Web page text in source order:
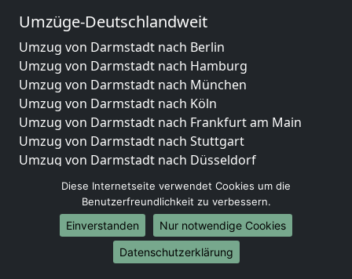
Umzüge-Deutschlandweit
Umzug von Darmstadt nach Berlin
Umzug von Darmstadt nach Hamburg
Umzug von Darmstadt nach München
Umzug von Darmstadt nach Köln
Umzug von Darmstadt nach Frankfurt am Main
Umzug von Darmstadt nach Stuttgart
Umzug von Darmstadt nach Düsseldorf
Umzug von Darmstadt nach Leipzig
Umzug von Darmstadt nach Dortmund
Umzug von Darmstadt nach Essen
Umzug von Darmstadt nach Bremen
Umzug von Darmstadt nach Dresden
Diese Internetseite verwendet Cookies um die
Benutzerfreundlichkeit zu verbessern.
Einverstanden
Nur notwendige Cookies
Datenschutzerklärung